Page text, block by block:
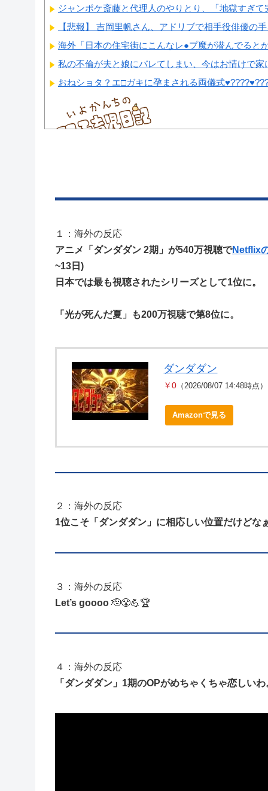
ジャンポケ斎藤と代理人のやりとり、「地獄すぎ
【悲報】 吉岡里帆さん、アドリブで相手役俳優の
海外「日本の住宅街にこんなレ●プ魔が潜んでると
私の不倫が夫と娘にバレてしまい、今はお情けで
おねショタ？エ□ガキに孕まされる両儀式
１：海外の反応
アニメ「ダンダダン 2期」が540万視聴でNetflix
~13日)
日本では最も視聴されたシリーズとして1位に。
「光が死んだ夏」も200万視聴で第8位に。
ダンダダン
￥0 （2026/08/07 14:48時点）
Amazonで見る
２：海外の反応
1位こそ「ダンダダン」に相応しい位置だけどな
３：海外の反応
Let’s goooo 🫡😤💪🏆
４：海外の反応
「ダンダダン」1期のOPがめちゃくちゃ恋しいわ